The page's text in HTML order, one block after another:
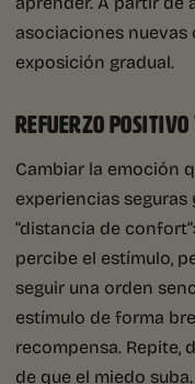
asociaciones
exposición gradual.
REFUERZO
Cambiar la emoción
experiencias
“distancia de
percibe el estímulo,
seguir una orden
estímulo de forma
recompensa. Repite,
de que el miedo suba.